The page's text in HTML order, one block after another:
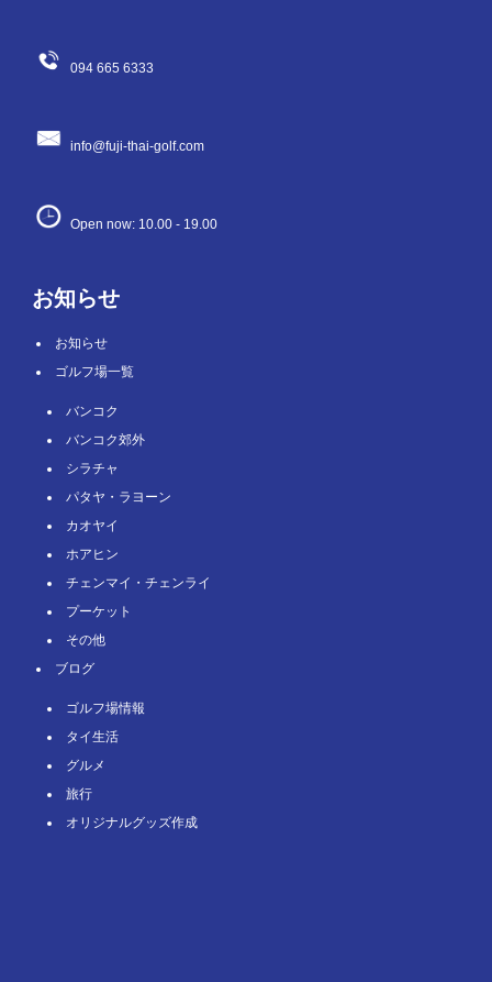
094 665 6333
info@fuji-thai-golf.com
Open now: 10.00 - 19.00
お知らせ
お知らせ
ゴルフ場一覧
バンコク
バンコク郊外
シラチャ
パタヤ・ラヨーン
カオヤイ
ホアヒン
チェンマイ・チェンライ
プーケット
その他
ブログ
ゴルフ場情報
タイ⽣活
グルメ
旅⾏
オリジナルグッズ作成